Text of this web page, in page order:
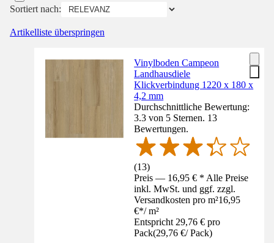
Sortiert nach:
Artikelliste überspringen
Vinylboden Campeon
Landhausdiele
Klickverbindung 1220 x 180 x
4,2 mm
Durchschnittliche Bewertung:
3.3 von 5 Sternen. 13
Bewertungen.
(13)
Preis — 16,95 € * Alle Preise
inkl. MwSt. und ggf. zzgl.
Versandkosten pro m²16,95
€*/ m²
Entspricht 29,76 € pro
Pack(29,76 €/ Pack)